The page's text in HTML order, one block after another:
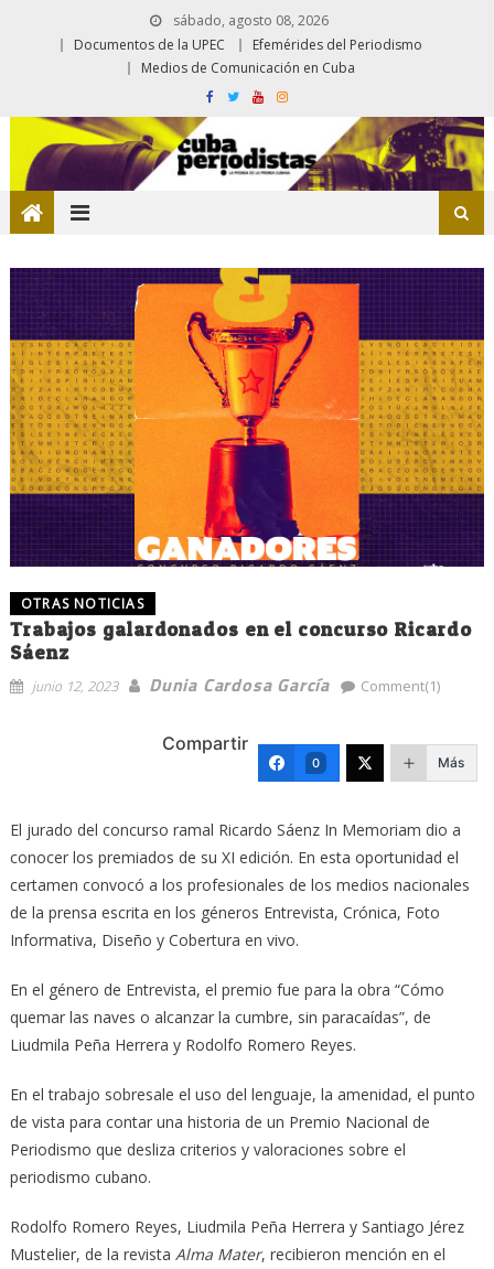
sábado, agosto 08, 2026
Documentos de la UPEC
Efemérides del Periodismo
Medios de Comunicación en Cuba
OTRAS NOTICIAS
Trabajos galardonados en el concurso Ricardo
Sáenz
junio 12, 2023 Dunia Cardosa García Comment(1)
Compartir
0 Más
El jurado del concurso ramal Ricardo Sáenz In Memoriam dio a
conocer los premiados de su XI edición. En esta oportunidad el
certamen convocó a los profesionales de los medios nacionales
de la prensa escrita en los géneros Entrevista, Crónica, Foto
Informativa, Diseño y Cobertura en vivo.
En el género de Entrevista, el premio fue para la obra “Cómo
quemar las naves o alcanzar la cumbre, sin paracaídas”, de
Liudmila Peña Herrera y Rodolfo Romero Reyes.
En el trabajo sobresale el uso del lenguaje, la amenidad, el punto
de vista para contar una historia de un Premio Nacional de
Periodismo que desliza criterios y valoraciones sobre el
periodismo cubano.
Rodolfo Romero Reyes, Liudmila Peña Herrera y Santiago Jérez
Mustelier, de la revista Alma Mater, recibieron mención en el